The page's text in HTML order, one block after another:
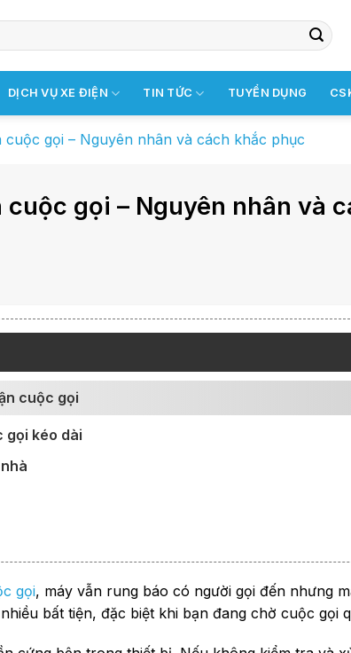
DỊCH VỤ XE ĐIỆN TIN TỨC TUYỂN DỤNG
gọi – Nguyên nhân và cách khắc phục
gọi – Nguyên nhân và
cuộc gọi
gọi kéo dài
gọi, máy vẫn rung báo có người gọi đến nhưng
bất tiện, đặc biệt khi bạn đang chờ cuộc gọi